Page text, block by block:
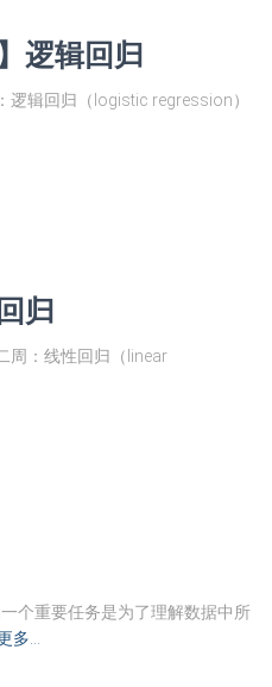
逻辑回归
逻辑回归（logistic regression）
归
周：线性回归（linear
个重要任务是为了理解数据中所
多…